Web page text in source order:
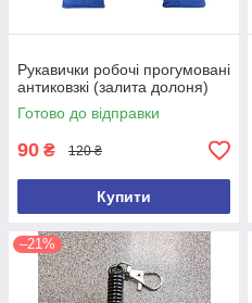
Рукавички робочі прогумовані
антиковзкі (залита долоня)
Готово до відправки
90 ₴ 120 ₴
Купити
–21%